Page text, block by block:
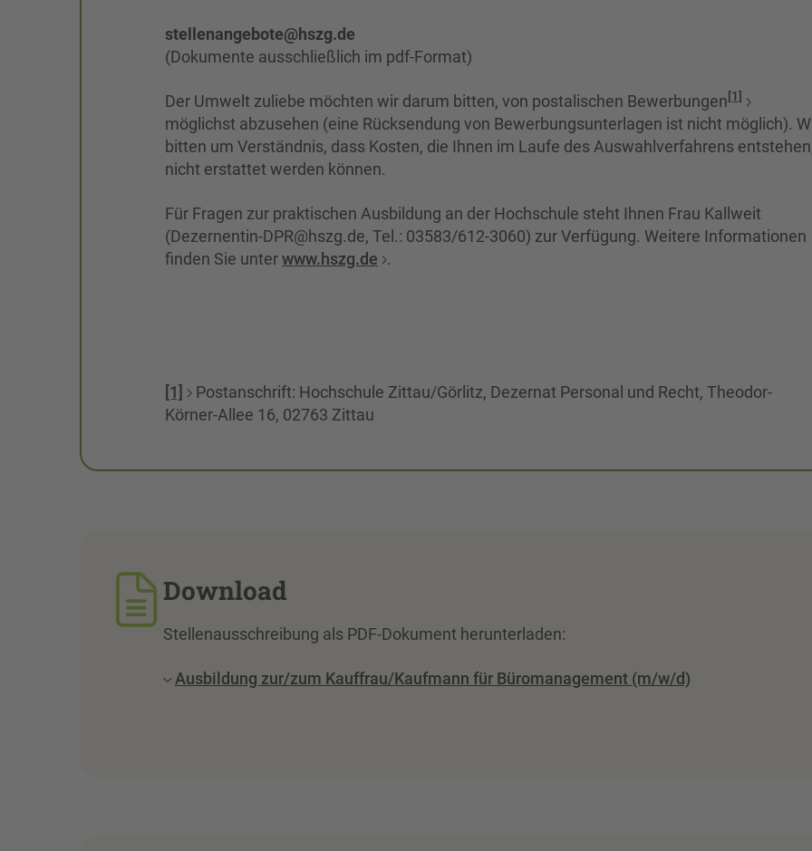
stellenangebote@hszg.de
(Dokumente ausschließlich im pdf-Format)
Der Umwelt zuliebe möchten wir darum bitten, von postalischen Bewerbungen[1]
möglichst abzusehen (eine Rücksendung von Bewerbungsunterlagen ist nicht möglich).
bitten um Verständnis, dass Kosten, die Ihnen im Laufe des Auswahlverfahrens
nicht erstattet werden können.
Für Fragen zur praktischen Ausbildung an der Hochschule steht Ihnen Frau Kallweit
(Dezernentin-DPR@hszg.de, Tel.: 03583/612-3060) zur Verfügung. Weitere Informationen
finden Sie unterwww.hszg.de .
[1]
Postanschrift: Hochschule Zittau/Görlitz, Dezernat Personal und Recht, Theodor-
Körner-Allee 16, 02763 Zittau
Download
Stellenausschreibung als PDF-Dokument herunterladen:
Ausbildung zur/zum Kauffrau/Kaufmann für Büromanagement (m/w/d)